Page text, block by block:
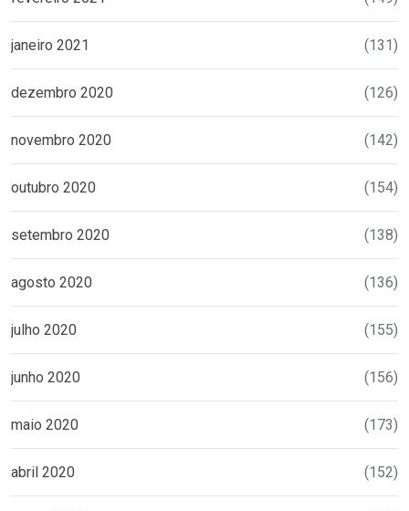
janeiro 2021 (131)
dezembro 2020 (126)
novembro 2020 (142)
outubro 2020 (154)
setembro 2020 (138)
agosto 2020 (136)
julho 2020 (155)
junho 2020 (156)
maio 2020 (173)
abril 2020 (152)